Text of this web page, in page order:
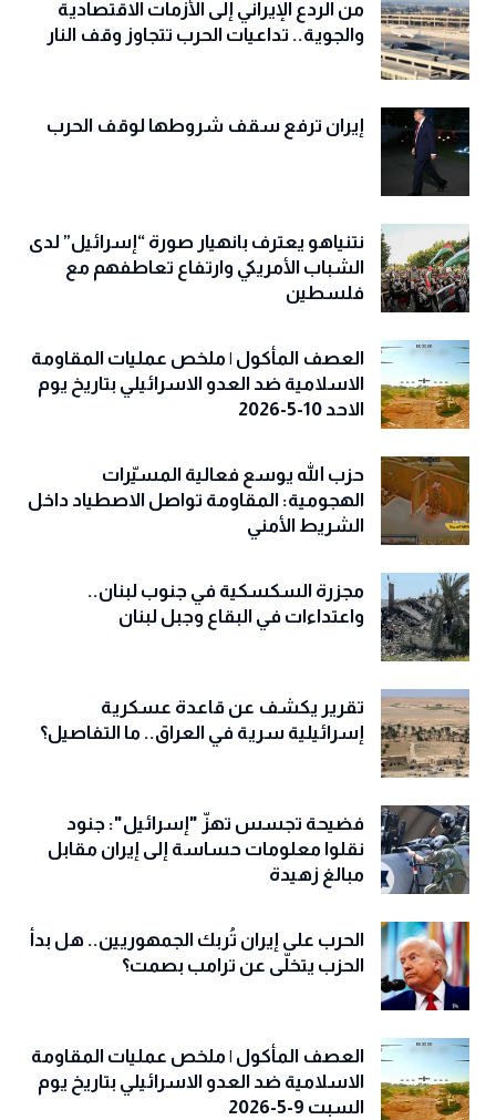
من الردع الإيراني إلى الأزمات الاقتصادية
والجوية.. تداعيات الحرب تتجاوز وقف النار
إيران ترفع سقف شروطها لوقف الحرب
نتنياهو يعترف بانهيار صورة “إسرائيل” لدى
الشباب الأمريكي وارتفاع تعاطفهم مع
فلسطين
العصف المأكول | ملخص عمليات المقاومة
الاسلامية ضد العدو الاسرائيلي بتاريخ يوم
الاحد 10-5-2026
حزب الله يوسع فعالية المسيّرات
الهجومية: المقاومة تواصل الاصطياد داخل
الشريط الأمني
مجزرة السكسكية في جنوب لبنان..
واعتداءات في البقاع وجبل لبنان
تقرير يكشف عن قاعدة عسكرية
إسرائيلية سرية في العراق.. ما التفاصيل؟
فضيحة تجسس تهزّ "إسرائيل": جنود
نقلوا معلومات حساسة إلى إيران مقابل
مبالغ زهيدة
الحرب على إيران تُربك الجمهوريين.. هل بدأ
الحزب يتخلّى عن ترامب بصمت؟
العصف المأكول | ملخص عمليات المقاومة
الاسلامية ضد العدو الاسرائيلي بتاريخ يوم
السبت 9-5-2026